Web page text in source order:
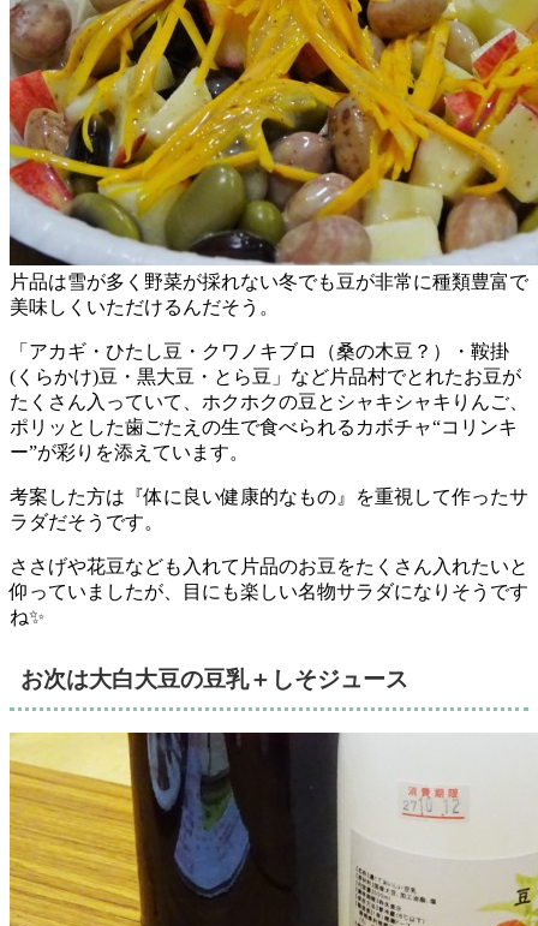
片品は雪が多く野菜が採れない冬でも豆が非常に種類豊富で
美味しくいただけるんだそう。
「アカギ・ひたし豆・クワノキブロ（桑の木豆？）・鞍掛
(くらかけ)豆・黒大豆・とら豆」など片品村でとれたお豆が
たくさん入っていて、ホクホクの豆とシャキシャキりんご、
ポリッとした歯ごたえの生で食べられるカボチャ“コリンキ
ー”が彩りを添えています。
考案した方は『体に良い健康的なもの』を重視して作ったサ
ラダだそうです。
ささげや花豆なども入れて片品のお豆をたくさん入れたいと
仰っていましたが、目にも楽しい名物サラダになりそうです
ね✨
お次は大白大豆の豆乳＋しそジュース